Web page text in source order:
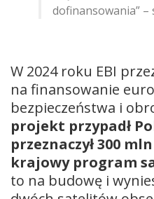
dofinansowania” –
W 2024 roku EBI
na finansowanie
bezpieczeństwa i
projekt przypadł
przeznaczył 300
krajowy program
to na budowę i